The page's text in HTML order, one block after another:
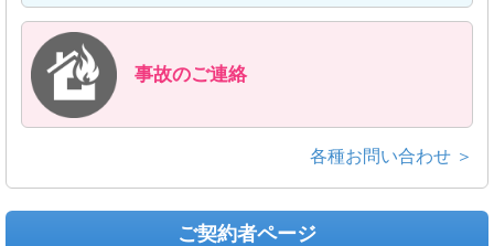
事故のご連絡
各種お問い合わせ ＞
ご契約者ページ